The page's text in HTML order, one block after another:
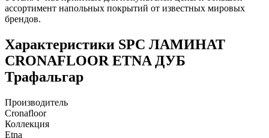
ассортимент напольных покрытий от известных мировых
брендов.
Характеристики SPC ЛАМИНАТ
CRONAFLOOR ETNA ДУБ
Трафальгар
Производитель
Cronafloor
Коллекция
Etna